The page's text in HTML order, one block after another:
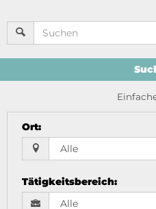
Ort:
Tätigkeitsbereich: